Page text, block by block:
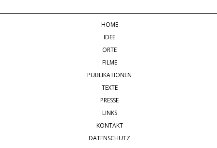
HOME
IDEE
ORTE
FILME
PUBLIKATIONEN
TEXTE
PRESSE
LINKS
KONTAKT
DATENSCHUTZ